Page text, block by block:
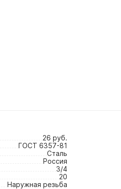
26 руб.
ГОСТ 6357-81
Сталь
Россия
3/4
20
Наружная резьба